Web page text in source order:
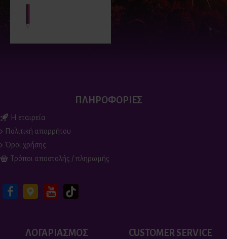
ΠΛΗΡΟΦΟΡΙΕΣ
Η εταιρεία
Πολιτική απορρήτου
Όροι χρήσης
Τρόποι αποστολής / πληρωμής
ΛΟΓΑΡΙΑΣΜΟΣ
CUSTOMER SERVICE